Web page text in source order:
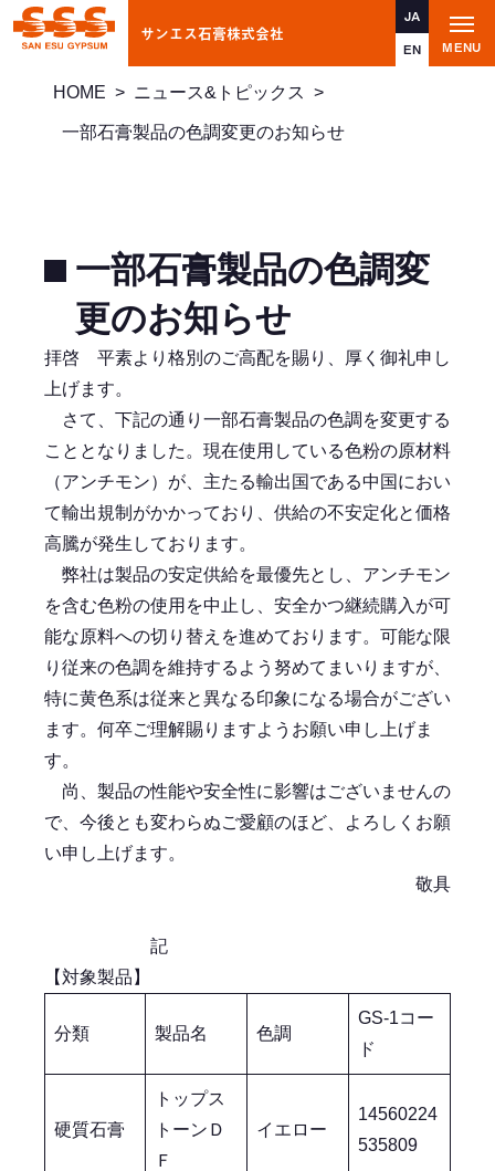
サンエス石膏株式会社
JA
EN
t
o
g
MENU
HOME > ニュース&トピックス >
一部石膏製品の色調変更のお知らせ
一部石膏製品の色調変
更のお知らせ
拝啓 平素より格別のご高配を賜り、厚く御礼申し
上げます。
さて、下記の通り一部石膏製品の色調を変更する
こととなりました。現在使用している色粉の原材料
（アンチモン）が、主たる輸出国である中国におい
て輸出規制がかかっており、供給の不安定化と価格
高騰が発生しております。
弊社は製品の安定供給を最優先とし、アンチモン
を含む色粉の使用を中止し、安全かつ継続購入が可
能な原料への切り替えを進めております。可能な限
り従来の色調を維持するよう努めてまいりますが、
特に黄色系は従来と異なる印象になる場合がござい
ます。何卒ご理解賜りますようお願い申し上げま
す。
尚、製品の性能や安全性に影響はございませんの
で、今後とも変わらぬご愛顧のほど、よろしくお願
い申し上げます。
敬具
記
【対象製品】
分類 製品名 色調
GS-1コー
ド
硬質石膏
トップス
トーンＤ
Ｆ
イエロー
14560224
535809